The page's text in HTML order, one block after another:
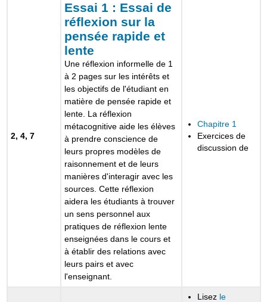
2, 4, 7
Essai 1 : Essai de
réflexion sur la
pensée rapide et
lente
Une réflexion informelle de 1
à 2 pages sur les intérêts et
les objectifs de l'étudiant en
matière de pensée rapide et
lente. La réflexion
métacognitive aide les élèves
à prendre conscience de
leurs propres modèles de
raisonnement et de leurs
manières d'interagir avec les
sources. Cette réflexion
aidera les étudiants à trouver
un sens personnel aux
pratiques de réflexion lente
enseignées dans le cours et
à établir des relations avec
leurs pairs et avec
l'enseignant.
Chapitre 1
Exercices de
discussion de
Lisez le